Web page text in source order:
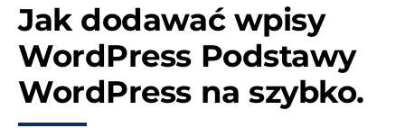
Jak dodawać wpisy
WordPress Podstawy
WordPress na szybko.